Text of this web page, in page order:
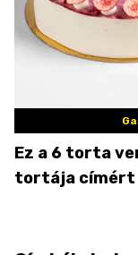
Ez a 6 torta
tortája címért